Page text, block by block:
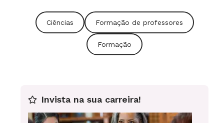
Ciências Formação de professores
Formação
Invista na sua carreira!